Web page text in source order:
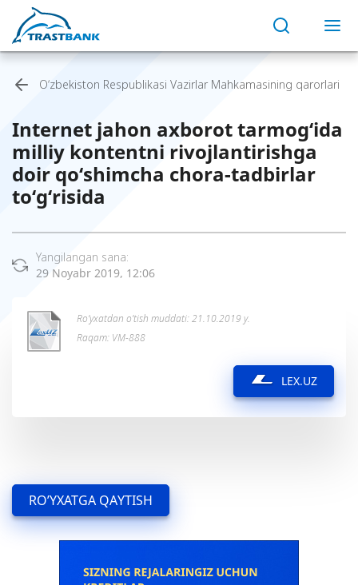
O‘zbekiston Respublikasi Vazirlar Mahkamasining qarorlari
Internet jahon axborot tarmog‘ida
milliy kontentni rivojlantirishga
doir qo‘shimcha chora-tadbirlar
to‘g‘risida
Yangilangan sana:
29 Noyabr 2019, 12:06
Ro’yxatdan o’tish muddati: 21.10.2019 y.
Raqam: VM-888
LEX.UZ
RO’YXATGA QAYTISH